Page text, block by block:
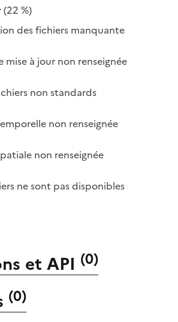
(22 %)
des fichiers manquante
mise à jour non renseignée
non standards
non renseignée
non renseignée
ne sont pas disponibles
et API (0)
(0)